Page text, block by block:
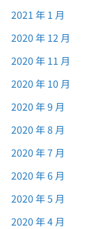
2021 年 1 月
2020 年 12 月
2020 年 11 月
2020 年 10 月
2020 年 9 月
2020 年 8 月
2020 年 7 月
2020 年 6 月
2020 年 5 月
2020 年 4 月